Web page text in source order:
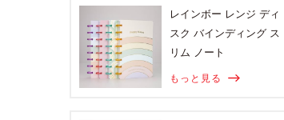
レインボー レンジ ディ
スク バインディング ス
リム ノート
もっと見る